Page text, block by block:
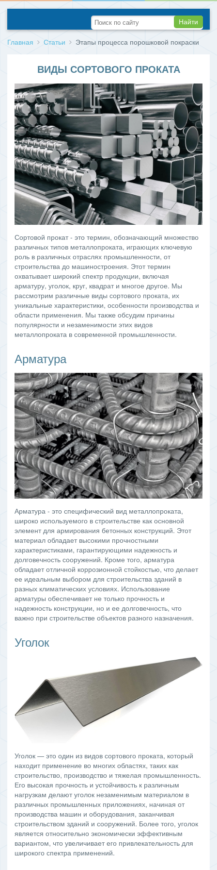
Найти
Главная Статьи Этапы процесса порошковой покраски
ВИДЫ СОРТОВОГО ПРОКАТА
Сортовой прокат - это термин, обозначающий множество
различных типов металлопроката, играющих ключевую
роль в различных отраслях промышленности, от
строительства до машиностроения. Этот термин
охватывает широкий спектр продукции, включая
арматуру, уголок, круг, квадрат и многое другое. Мы
рассмотрим различные виды сортового проката, их
уникальные характеристики, особенности производства и
области применения. Мы также обсудим причины
популярности и незаменимости этих видов
металлопроката в современной промышленности.
Арматура
Арматура - это специфический вид металлопроката,
широко используемого в строительстве как основной
элемент для армирования бетонных конструкций. Этот
материал обладает высокими прочностными
характеристиками, гарантирующими надежность и
долговечность сооружений. Кроме того, арматура
обладает отличной коррозионной стойкостью, что делает
ее идеальным выбором для строительства зданий в
разных климатических условиях. Использование
арматуры обеспечивает не только прочность и
надежность конструкции, но и ее долговечность, что
важно при строительстве объектов разного назначения.
Уголок
Уголок — это один из видов сортового проката, который
находит применение во многих областях, таких как
строительство, производство и тяжелая промышленность.
Его высокая прочность и устойчивость к различным
нагрузкам делают уголок незаменимым материалом в
различных промышленных приложениях, начиная от
производства машин и оборудования, заканчивая
строительством зданий и сооружений. Более того, уголок
является относительно экономически эффективным
вариантом, что увеличивает его привлекательность для
широкого спектра применений.